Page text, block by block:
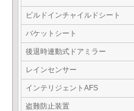
ビルドインチャイルドシート
バケットシート
後退時連動式ドアミラー
レインセンサー
インテリジェントAFS
盗難防止装置